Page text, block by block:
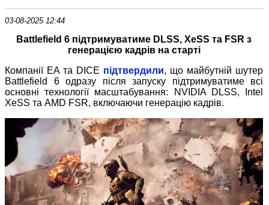
03-08-2025 12:44
Battlefield 6 підтримуватиме DLSS, XeSS та FSR з
генерацією кадрів на старті
Компанії EA та DICE підтвердили, що майбутній шутер
Battlefield 6 одразу після запуску підтримуватиме всі
основні технології масштабування: NVIDIA DLSS, Intel
XeSS та AMD FSR, включаючи генерацію кадрів.